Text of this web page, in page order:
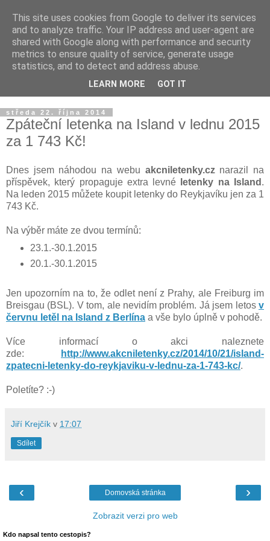
Island 2014 - žádný zájezd,
dovolená na vlastní pěst
3 dny v Berlíně, 16 dní na Islandu, 2 auta a 7 lidí
středa 22. října 2014
Zpáteční letenka na Island v lednu 2015
za 1 743 Kč!
Dnes jsem náhodou na webu akcniletenky.cznarazil na
příspěvek, který propaguje extra levné
letenky na Island .
Na leden 2015 můžete koupit letenky do Reykjavíku jen za 1
743 Kč.
Na výběr máte ze dvou termínů:
23.1.-30.1.2015
20.1.-30.1.2015
Jen upozorním na to, že odlet není z Prahy, ale Freiburg im
Breisgau (BSL). V tom, ale nevidím problém. Já jsem letos v
červnu letěl na Island z Berlína a vše bylo úplně v pohodě.
Více informací o akci naleznete
zde:
http://www.akcniletenky.cz/2014/10/21/island-
zpatecni-letenky-do-reykjaviku-v-lednu-za-1-743-kc/.
Poletíte? :-)
Jiří Krejčík v 17:07
Sdílet
‹ ›
Domovská stránka
Zobrazit verzi pro web
Kdo napsal tento cestopis?
This site uses cookies from Google to deliver its services
and to analyze traffic. Your IP address and user-agent are
shared with Google along with performance and security
metrics to ensure quality of service, generate usage
statistics, and to detect and address abuse.
LEARN MORE GOT IT